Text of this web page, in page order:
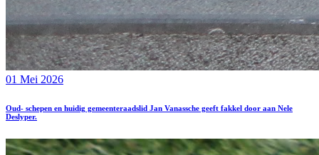
01 Mei 2026
Oud- schepen en huidig gemeenteraadslid Jan Vanassche geeft fakkel door aan Nele
Deslyper.